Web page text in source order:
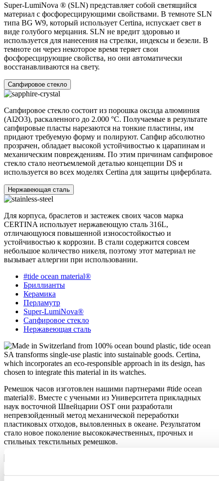
Super-LumiNova ® (SLN) представляет собой cветящийся
материал с фосфоресцирующими свойствами. В темноте SLN
типа BG W9, который использует Certina, испускает свет в
виде голубого мерцания. SLN не вредит здоровью и
используется для нанесения на стрелки, индексы и безели. В
темноте он через некоторое время теряет свои
фосфоресцирующие свойства, но они автоматически
восстанавливаются на свету.
Сапфировое стекло
Сапфировое стекло состоит из порошка оксида алюминия
(Al2O3), раскаленного до 2.000 °C. Получаемые в результате
сапфировые пласты нарезаются на тонкие пластины, им
придают требуемую форму и полируют. Сапфир абсолютно
прозрачен, обладает высокой устойчивостью к царапинам и
механическим повреждениям. По этим причинам сапфировое
стекло стало неотъемлемой деталью концепции DS и
используется во всех моделях Certina для защиты циферблата.
Нержавеющая сталь
Для корпуса, браслетов и застежек своих часов марка
CERTINA использует нержавеющую сталь 316L,
отличающуюся повышенной износостойкостью и
устойчивостью к коррозии. В стали содержится совсем
небольшое количество никеля, поэтому этот материал не
вызывает аллергии при использовании.
#tide ocean material®
Бриллианты
Керамика
Перламутр
Super-LumiNova®
Сапфировое стекло
Нержавеющая сталь
Ремешок часов изготовлен нашими партнерами #tide ocean
material®. Вместе с учеными из Университета прикладных
наук восточной Швейцарии OST они разработали
непревзойденный метод механической переработки
пластиковых отходов, выловленных в океане. Результатом
стало новое поколение высококачественных, прочных и
стильных текстильных ремешков.
Считается, что король всех драгоценных камней, бриллиант,